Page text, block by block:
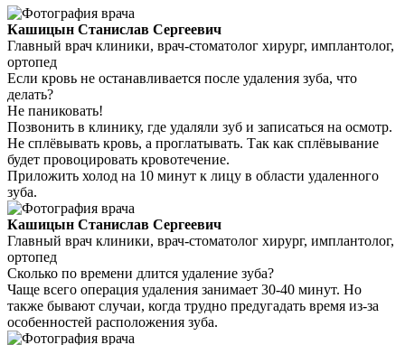
Кашицын Станислав Сергеевич
Главный врач клиники, врач-стоматолог хирург, имплантолог,
ортопед
Если кровь не останавливается после удаления зуба, что
делать?
Не паниковать!
Позвонить в клинику, где удаляли зуб и записаться на осмотр.
Не сплёвывать кровь, а проглатывать. Так как сплёвывание
будет провоцировать кровотечение.
Приложить холод на 10 минут к лицу в области удаленного
зуба.
Кашицын Станислав Сергеевич
Главный врач клиники, врач-стоматолог хирург, имплантолог,
ортопед
Сколько по времени длится удаление зуба?
Чаще всего операция удаления занимает 30-40 минут. Но
также бывают случаи, когда трудно предугадать время из-за
особенностей расположения зуба.